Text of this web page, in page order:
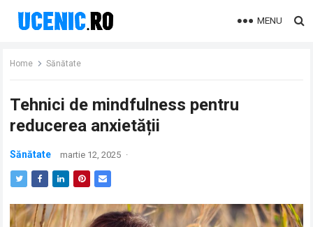
MENU
Home Sănătate
Tehnici de mindfulness pentru
reducerea anxietății
Sănătate martie 12, 2025 ·